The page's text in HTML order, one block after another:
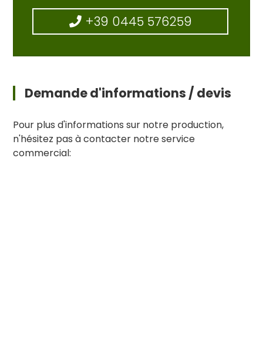
+39 0445 576259
Demande d'informations / devis
Pour plus d'informations sur notre production,
n'hésitez pas à contacter notre service
commercial: